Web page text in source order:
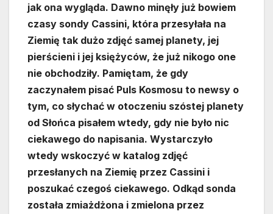
jak ona wygląda. Dawno minęły już bowiem
czasy sondy Cassini, która przesyłała na
Ziemię tak dużo zdjęć samej planety, jej
pierścieni i jej księżyców, że już nikogo one
nie obchodziły. Pamiętam, że gdy
zaczynałem pisać Puls Kosmosu to newsy o
tym, co słychać w otoczeniu szóstej planety
od Słońca pisałem wtedy, gdy nie było nic
ciekawego do napisania. Wystarczyło
wtedy wskoczyć w katalog zdjęć
przesłanych na Ziemię przez Cassini i
poszukać czegoś ciekawego. Odkąd sonda
została zmiażdżona i zmielona przez